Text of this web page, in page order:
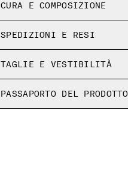
Made in Italy
Boxy fit
CURA E COMPOSIZIONE
SPEDIZIONI E RESI
TAGLIE E VESTIBILITÀ
PASSAPORTO DEL PRODOTTO